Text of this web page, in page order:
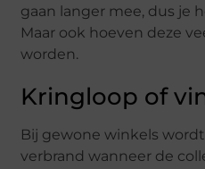
gaan langer mee, dus je
Maar ook hoeven deze
worden.
Kringloop of
Bij gewone winkels
verbrand wanneer de